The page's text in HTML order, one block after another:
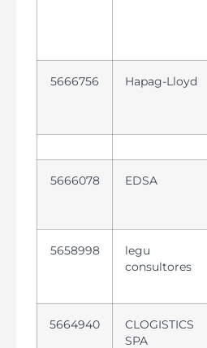
5666756 Hapag-Lloyd
5666078 EDSA
5658998
legu
consultores
5664940
CLOGISTICS
SPA